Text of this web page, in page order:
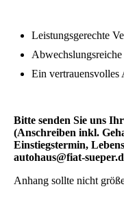
Leistungsgerechte
Ein vertrauensvolles
Bitte senden Sie uns
(Anschreiben inkl.
Einstiegstermin,
autohaus@fiat-
Anhang sollte nicht